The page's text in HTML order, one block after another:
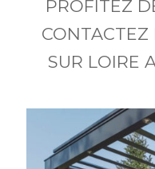
PROFITEZ
CONTACTEZ
SUR LOIRE